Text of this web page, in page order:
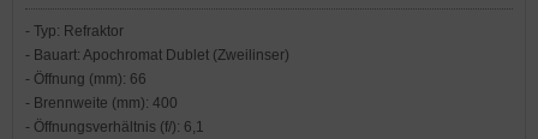
- Typ: Refraktor
- Bauart: Apochromat Dublet (Zweilinser)
- Öffnung (mm): 66
- Brennweite (mm): 400
- Öffnungsverhältnis (f/): 6,1